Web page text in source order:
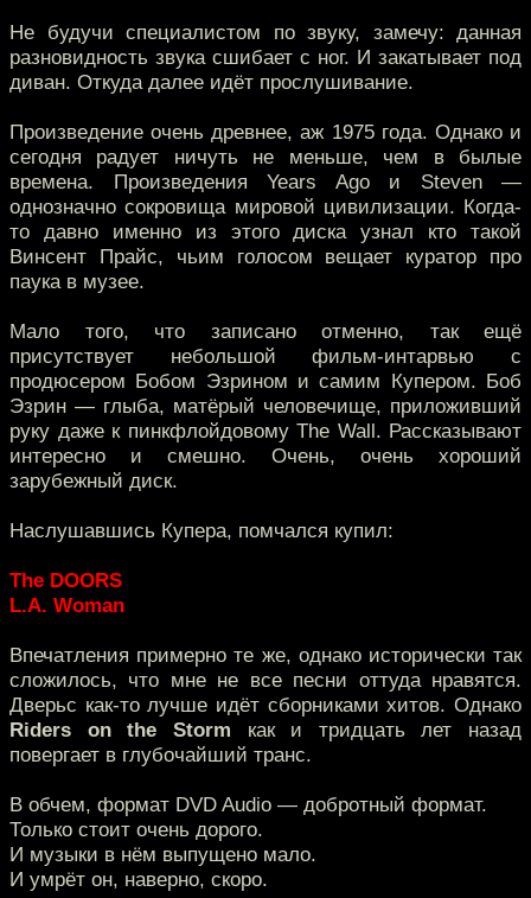
Не будучи специалистом по звуку, замечу: данная
разновидность звука сшибает с ног. И закатывает под
диван. Откуда далее идёт прослушивание.
Произведение очень древнее, аж 1975 года. Однако и
сегодня радует ничуть не меньше, чем в былые
времена. Произведения Years Ago и Steven —
однозначно сокровища мировой цивилизации. Когда-
то давно именно из этого диска узнал кто такой
Винсент Прайс, чьим голосом вещает куратор про
паука в музее.
Мало того, что записано отменно, так ещё
присутствует небольшой фильм-интарвью с
продюсером Бобом Эзрином и самим Купером. Боб
Эзрин — глыба, матёрый человечище, приложивший
руку даже к пинкфлойдовому The Wall. Рассказывают
интересно и смешно. Очень, очень хороший
зарубежный диск.
Наслушавшись Купера, помчался купил:
The DOORS
L.A. Woman
Впечатления примерно те же, однако исторически так
сложилось, что мне не все песни оттуда нравятся.
Дверьс как-то лучше идёт сборниками хитов. Однако
Riders on the Storm как и тридцать лет назад
повергает в глубочайший транс.
В обчем, формат DVD Audio — добротный формат.
Только стоит очень дорого.
И музыки в нём выпущено мало.
И умрёт он, наверно, скоро.